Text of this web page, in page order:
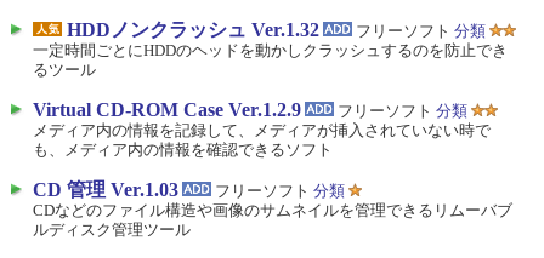
HDDノンクラッシュ Ver.1.32 フリーソフト 分類
一定時間ごとにHDDのヘッドを動かしクラッシュするのを防止でき
るツール
Virtual CD-ROM Case Ver.1.2.9 フリーソフト 分類
メディア内の情報を記録して、メディアが挿入されていない時で
も、メディア内の情報を確認できるソフト
CD 管理 Ver.1.03 フリーソフト 分類
CDなどのファイル構造や画像のサムネイルを管理できるリムーバブ
ルディスク管理ツール